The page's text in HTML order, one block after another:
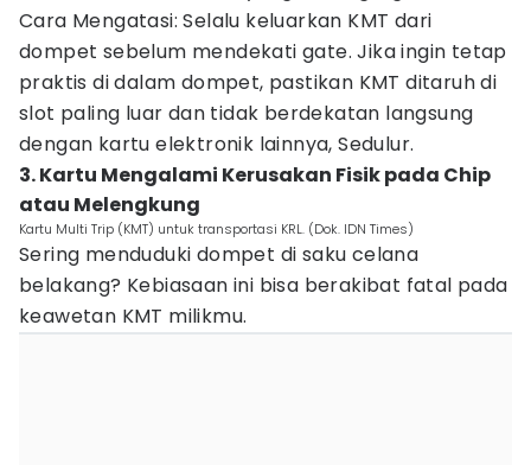
Cara Mengatasi: Selalu keluarkan KMT dari
dompet sebelum mendekati gate. Jika ingin tetap
praktis di dalam dompet, pastikan KMT ditaruh di
slot paling luar dan tidak berdekatan langsung
dengan kartu elektronik lainnya, Sedulur.
3. Kartu Mengalami Kerusakan Fisik pada Chip
atau Melengkung
Kartu Multi Trip (KMT) untuk transportasi KRL. (Dok. IDN Times)
Sering menduduki dompet di saku celana
belakang? Kebiasaan ini bisa berakibat fatal pada
keawetan KMT milikmu.